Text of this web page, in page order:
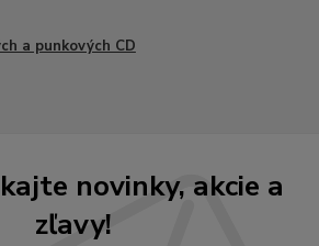
a punkových CD
novinky, akcie a
zľavy!